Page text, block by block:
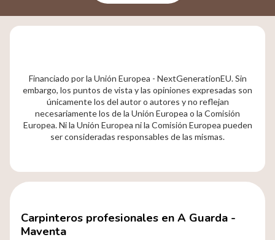
Financiado por la Unión Europea - NextGenerationEU. Sin
embargo, los puntos de vista y las opiniones expresadas son
únicamente los del autor o autores y no reflejan
necesariamente los de la Unión Europea o la Comisión
Europea. Ni la Unión Europea ni la Comisión Europea pueden
ser consideradas responsables de las mismas.
Carpinteros profesionales en A Guarda -
Maventa